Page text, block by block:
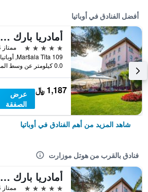
أفضل الفنادق في أوباتيا
أمادريا بارك هوتل ميلينيج
5 نجوم
ممتاز 9.4
0.0 كيلومتر عن وسط المدينة
1,187 ﷼
عرض
الصفقة
شاهد المزيد من أهم الفنادق في أوباتيا
فنادق بالقرب من هوتل موزارت
أمادريا بارك هوتل ميلينيج
5 نجوم
ممتاز 9.4